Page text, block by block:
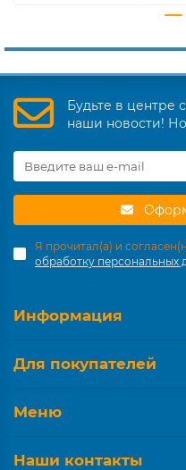
Будьте в центре
наши новости!
Я прочитал(а) и
обработку персональных
Информация
Для покупателей
Меню
Наши контакты